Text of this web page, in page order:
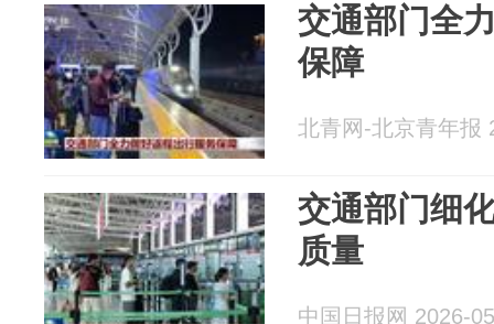
交通部门全
保障
北青网-北京青年报
交通部门细
质量
中国日报网 2026-